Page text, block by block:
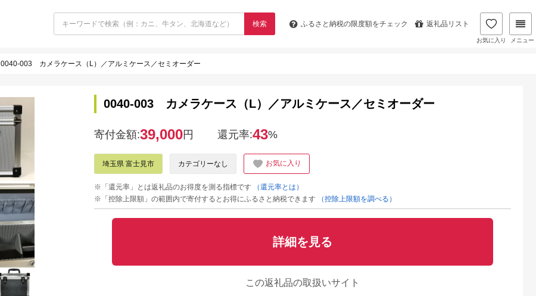
検索 ふるさと納税の限度額をチェック 返礼品リスト
お気に入り メニュー
0040-003 カメラケース（L）／アルミケース／セミオーダー
0040-003 カメラケース（L）／アルミケース／セミオーダー
寄付金額:39,000円 還元率:43%
埼玉県 富士見市 カテゴリーなし お気に入り
※「還元率」とは返礼品のお得度を測る指標です
（還元率とは）
※「控除上限額」の範囲内で寄付するとお得にふるさと納税できます
（控除上限額を調べる）
詳細を見る
この返礼品の取扱いサイト